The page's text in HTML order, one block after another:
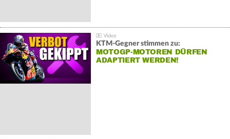
KTM-Gegner stimmen zu:
MOTOGP-MOTOREN DÜRFEN
ADAPTIERT WERDEN!